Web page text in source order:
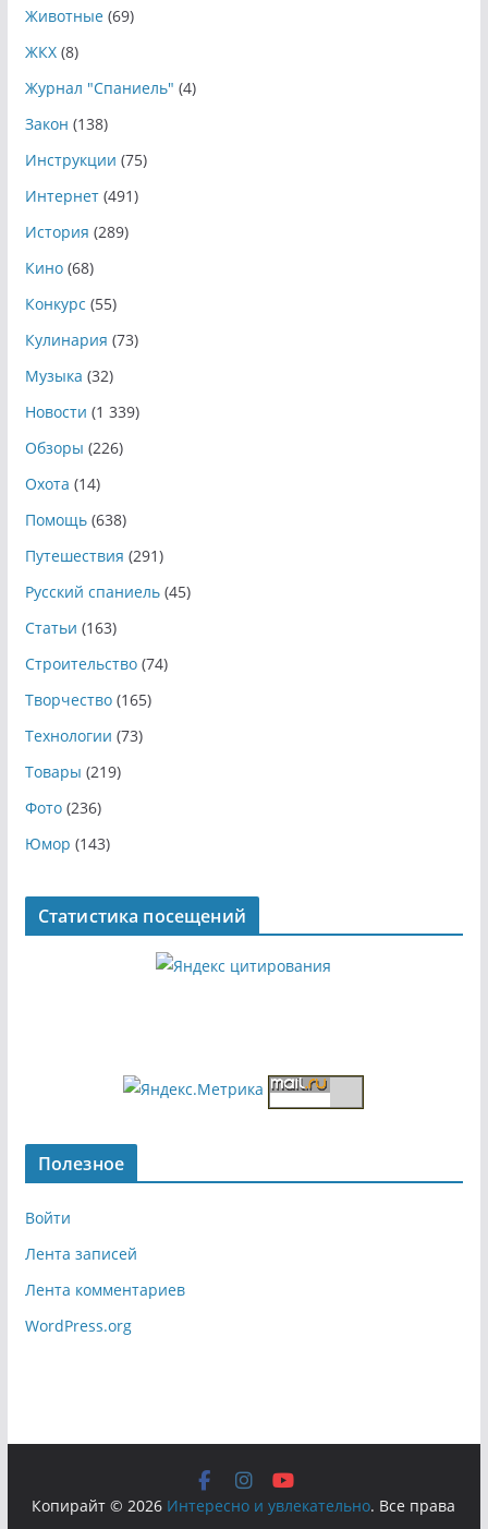
Животные(69)
ЖКХ(8)
Журнал "Спаниель" (4)
Закон (138)
Инструкции (75)
Интернет(491)
История (289)
Кино(68)
Конкурс (55)
Кулинария (73)
Музыка (32)
Новости (1 339)
Обзоры (226)
Охота (14)
Помощь(638)
Путешествия (291)
Русский спаниель(45)
Статьи (163)
Строительство(74)
Творчество(165)
Технологии (73)
Товары (219)
Фото(236)
Юмор (143)
Статистика посещений
Полезное
Войти
Лента записей
Лента комментариев
WordPress.org
Копирайт © 2026 Интересно и увлекательно. Все права